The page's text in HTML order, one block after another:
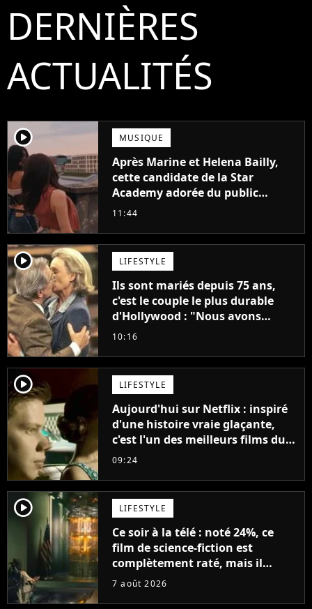
DERNIÈRES
ACTUALITÉS
player2 MUSIQUE
Après Marine et Helena Bailly,
cette candidate de la Star
Academy adorée du public
annonce son premier album,
11:44
player2 LIFESTYLE
Ils sont mariés depuis 75 ans,
c'est le couple le plus durable
d'Hollywood : "Nous avons
avancé jour après jour, et les
décennies"
10:16
player2 LIFESTYLE
Aujourd'hui sur Netflix : inspiré
d'une histoire vraie glaçante,
c'est l'un des meilleurs films du
21ème siècle
09:24
player2 LIFESTYLE
Ce soir à la télé : noté 24%, ce
film de science-fiction est
complètement raté, mais il
aurait pu être encore pire à
7 août 2026